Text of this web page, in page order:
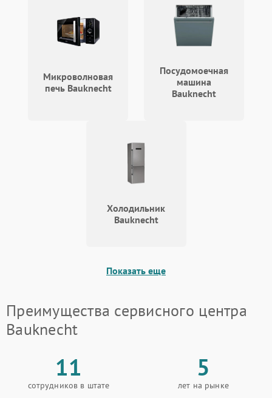
Микроволновая
печь Bauknecht
Посудомоечная
машина
Bauknecht
Холодильник
Bauknecht
Показать еще
Преимущества сервисного центра
Bauknecht
11
сотрудников в штате
5
лет на рынке